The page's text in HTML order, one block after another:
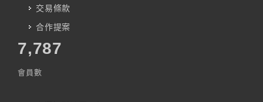
交易條款
合作提案
7,787
會員數